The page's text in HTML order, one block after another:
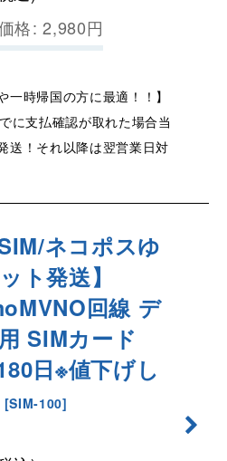
格: 2,980円
一時帰国の方に最適！！】
に支払確認が取れた場合当
送！それ以降は翌営業日対
SIM/ネコポスゆ
ト発送】
回線 デ
SIMカード
日※値下げし
[SIM-100]